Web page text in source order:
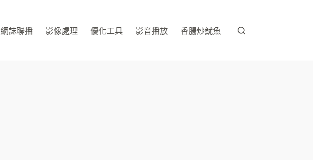
網誌聯播 影像處理 優化工具 影音播放 香腸炒魷魚